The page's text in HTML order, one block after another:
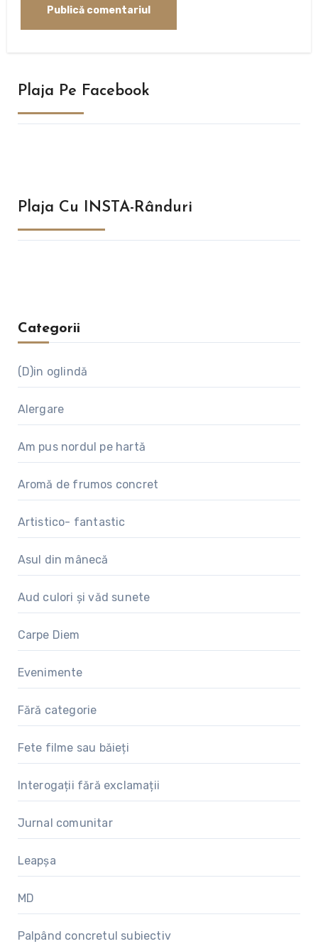
Plaja Pe Facebook
Plaja Cu INSTA-Rânduri
Categorii
(D)in oglindă
Alergare
Am pus nordul pe hartă
Aromă de frumos concret
Artistico- fantastic
Asul din mânecă
Aud culori și văd sunete
Carpe Diem
Evenimente
Fără categorie
Fete filme sau băieți
Interogații fără exclamații
Jurnal comunitar
Leapșa
MD
Palpând concretul subiectiv